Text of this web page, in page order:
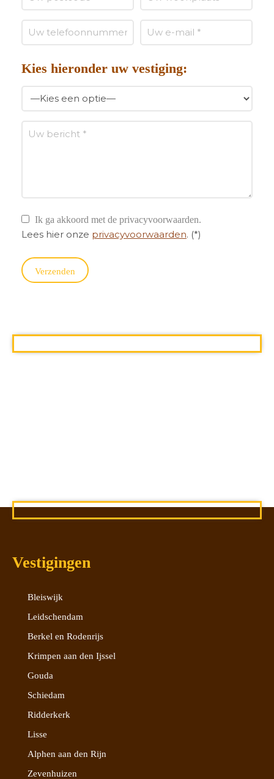
Kies hieronder uw vestiging:
Ik ga akkoord met de privacyvoorwaarden.
Lees hier onze privacyvoorwaarden. (*)
Vestigingen
Bleiswijk
Leidschendam
Berkel en Rodenrijs
Krimpen aan den Ijssel
Gouda
Schiedam
Ridderkerk
Lisse
Alphen aan den Rijn
Zevenhuizen